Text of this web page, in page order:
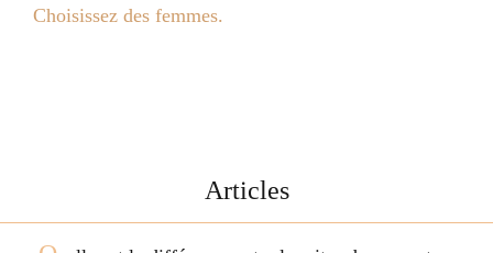
Choisissez des femmes.
Articles